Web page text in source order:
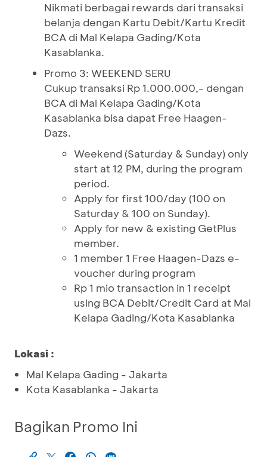
Nikmati berbagai rewards dari transaksi
belanja dengan Kartu Debit/Kartu Kredit
BCA di Mal Kelapa Gading/Kota
Kasablanka.
Promo 3: WEEKEND SERU
Cukup transaksi Rp 1.000.000,- dengan
BCA di Mal Kelapa Gading/Kota
Kasablanka bisa dapat Free Haagen-
Dazs.
Weekend (Saturday & Sunday) only
start at 12 PM, during the program
period.
Apply for first 100/day (100 on
Saturday & 100 on Sunday).
Apply for new & existing GetPlus
member.
1 member 1 Free Haagen-Dazs e-
voucher during program
Rp 1 mio transaction in 1 receipt
using BCA Debit/Credit Card at Mal
Kelapa Gading/Kota Kasablanka
Lokasi :
Mal Kelapa Gading - Jakarta
Kota Kasablanka - Jakarta
Bagikan Promo Ini